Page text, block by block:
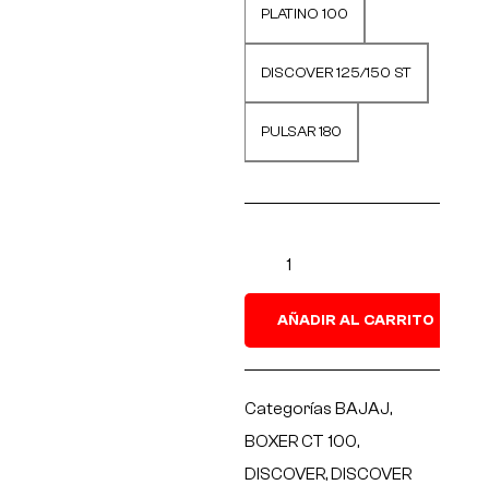
PLATINO 100
DISCOVER 125/150 ST
PULSAR 180
AÑADIR AL CARRITO
Categorías BAJAJ,
BOXER CT 100,
DISCOVER,DISCOVER